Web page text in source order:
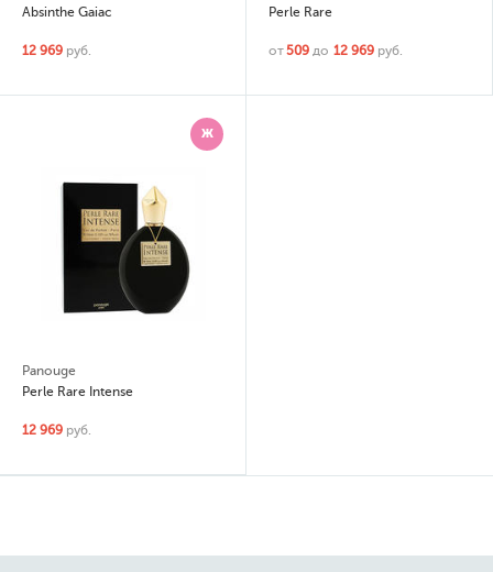
Absinthe Gaiac
12 969 руб.
Perle Rare
от509 до 12 969 руб.
Ж
Panouge
Perle Rare Intense
12 969 руб.